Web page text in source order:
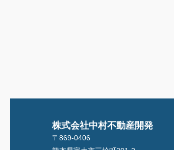
株式会社中村不動産開発
〒869-0406